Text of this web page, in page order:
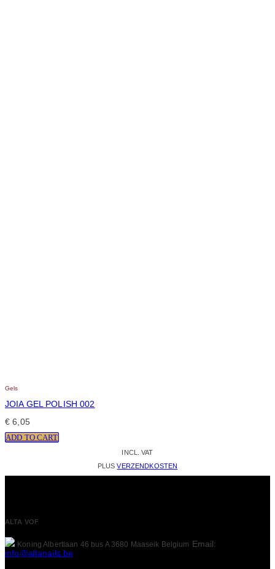
Gels
JOIA GEL POLISH 002
€ 6,05
ADD TO CART
INCL. VAT
PLUSVERZENDKOSTEN
ALTA VOF
Koning Albertlaan 46 bus A 3680 Maaseik Belgium Email:
info@altanails.be